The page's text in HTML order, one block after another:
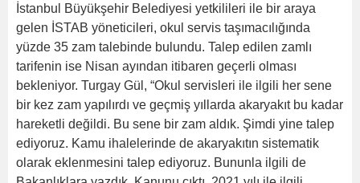
İstanbul Büyükşehir Belediyesi yetkilileri ile bir araya
gelen İSTAB yöneticileri, okul servis taşımacılığında
yüzde 35 zam talebinde bulundu. Talep edilen zamlı
tarifenin ise Nisan ayından itibaren geçerli olması
bekleniyor. Turgay Gül, “Okul servisleri ile ilgili her sene
bir kez zam yapılırdı ve geçmiş yıllarda akaryakıt bu kadar
hareketli değildi. Bu sene bir zam aldık. Şimdi yine talep
ediyoruz. Kamu ihalelerinde de akaryakıtın sistematik
olarak eklenmesini talep ediyoruz. Bununla ilgili de